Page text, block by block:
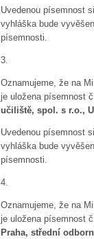
Uvedenou písemnost
vyhláška bude
písemnosti.
3.
Oznamujeme, že na
je uložena písemnost
učiliště, spol. s r.o.,
Uvedenou písemnost
vyhláška bude
písemnosti.
4.
Oznamujeme, že na
je uložena písemnost
Praha, střední